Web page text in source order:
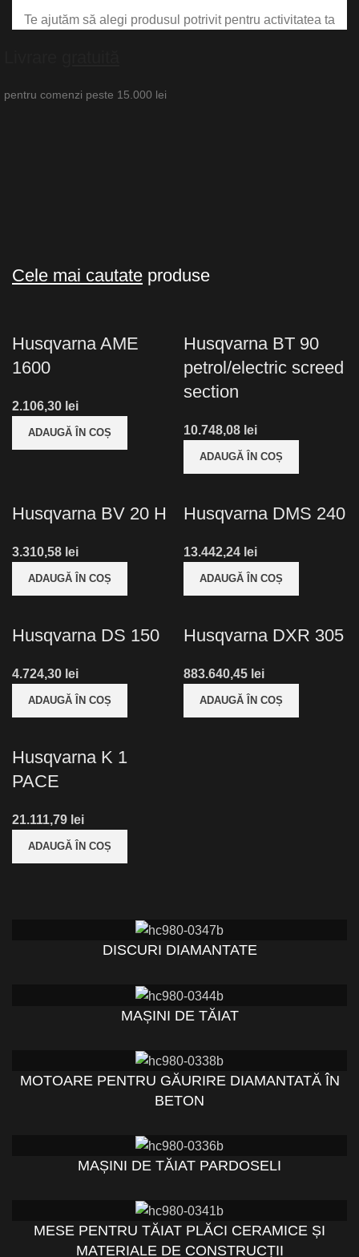
Te ajutăm să alegi produsul potrivit pentru activitatea ta
pentru comenzi peste 15.000 lei
Cele mai cautate produse
Husqvarna AME
1600
lei
ADAUGĂ ÎN COȘ
Husqvarna BT 90
petrol/electric screed
section
lei
ADAUGĂ ÎN COȘ
Husqvarna BV 20 H
lei
ADAUGĂ ÎN COȘ
Husqvarna DMS 240
lei
ADAUGĂ ÎN COȘ
Husqvarna DS 150
lei
ADAUGĂ ÎN COȘ
Husqvarna DXR 305
lei
ADAUGĂ ÎN COȘ
Husqvarna K 1
PACE
lei
ADAUGĂ ÎN COȘ
DISCURI DIAMANTATE
MAȘINI DE TĂIAT
MOTOARE PENTRU GĂURIRE DIAMANTATĂ ÎN
BETON
MAȘINI DE TĂIAT PARDOSELI
MESE PENTRU TĂIAT PLĂCI CERAMICE ȘI
MATERIALE DE CONSTRUCȚII